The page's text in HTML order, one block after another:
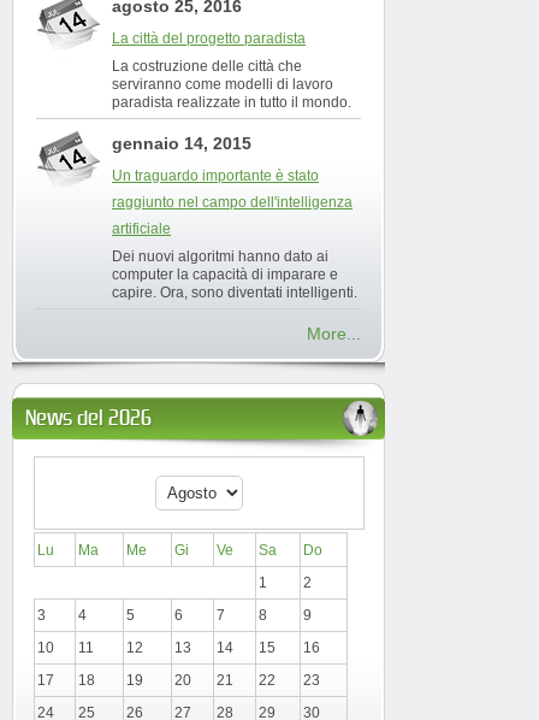
agosto 25, 2016
La città del progetto paradista
La costruzione delle città che
serviranno come modelli di lavoro
paradista realizzate in tutto il mondo.
gennaio 14, 2015
Un traguardo importante è stato
raggiunto nel campo dell'intelligenza
artificiale
Dei nuovi algoritmi hanno dato ai
computer la capacità di imparare e
capire. Ora, sono diventati intelligenti.
More...
News del 2026
Lu Ma Me Gi Ve Sa
Do
1
2
3
4 5 6 7 8
9
10
11 12 13 14 15
16
17
18 19 20 21 22
23
24
25 26 27 28 29
30